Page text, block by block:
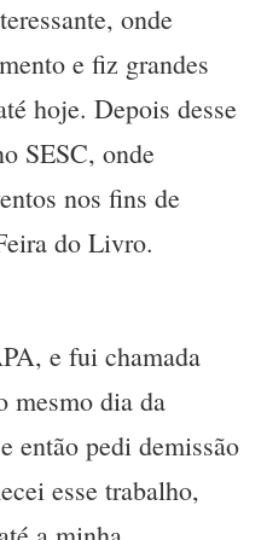
onde
e fiz grandes
hoje. Depois desse
SESC, onde
nos fins de
do Livro.
e fui chamada
mesmo dia da
então pedi demissão
esse trabalho,